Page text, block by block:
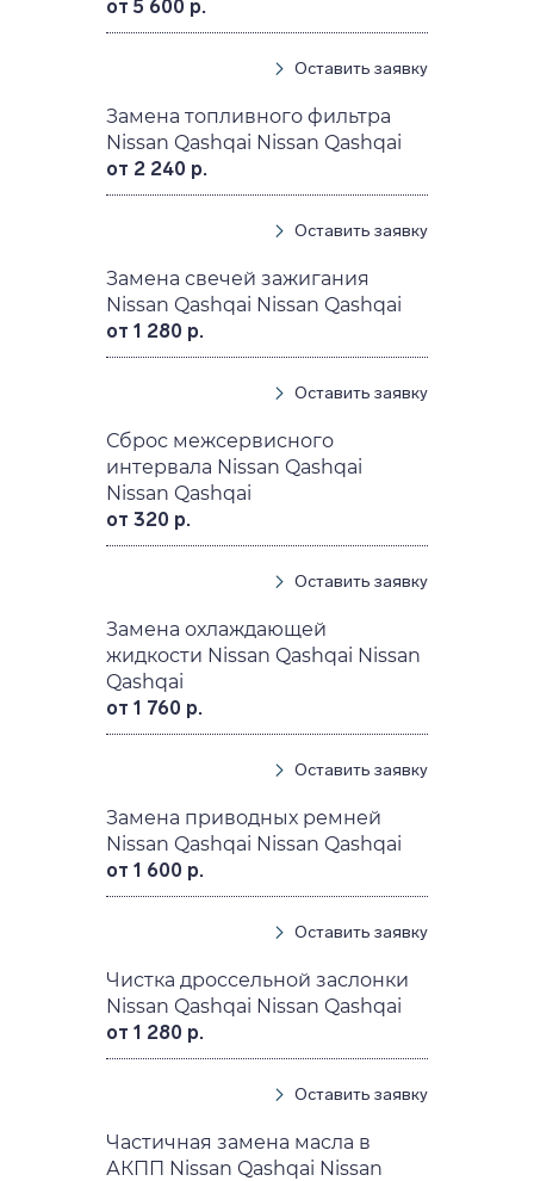
от 5 600 р.
Оставить заявку
Замена топливного фильтра
Nissan Qashqai Nissan Qashqai
от 2 240 р.
Оставить заявку
Замена свечей зажигания
Nissan Qashqai Nissan Qashqai
от 1 280 р.
Оставить заявку
Сброс межсервисного
интервала Nissan Qashqai
Nissan Qashqai
от 320 р.
Оставить заявку
Замена охлаждающей
жидкости Nissan Qashqai Nissan
Qashqai
от 1 760 р.
Оставить заявку
Замена приводных ремней
Nissan Qashqai Nissan Qashqai
от 1 600 р.
Оставить заявку
Чистка дроссельной заслонки
Nissan Qashqai Nissan Qashqai
от 1 280 р.
Оставить заявку
Частичная замена масла в
АКПП Nissan Qashqai Nissan